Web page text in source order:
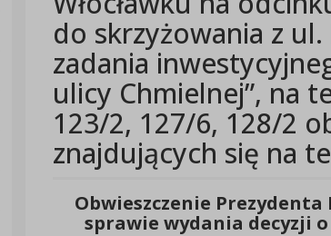
do skrzyżowania z
zadania
ulicy Chmielnej”, na
123/2, 127/6, 128/2
znajdujących się na
Obwieszczenie Prezydenta
sprawie wydania decyzji